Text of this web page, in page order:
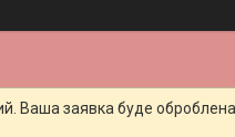
Ваша заявка буде